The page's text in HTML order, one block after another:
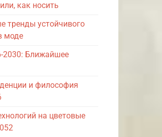
как носить
тренды устойчивого
моде
2030: Ближайшее
и философия
на цветовые